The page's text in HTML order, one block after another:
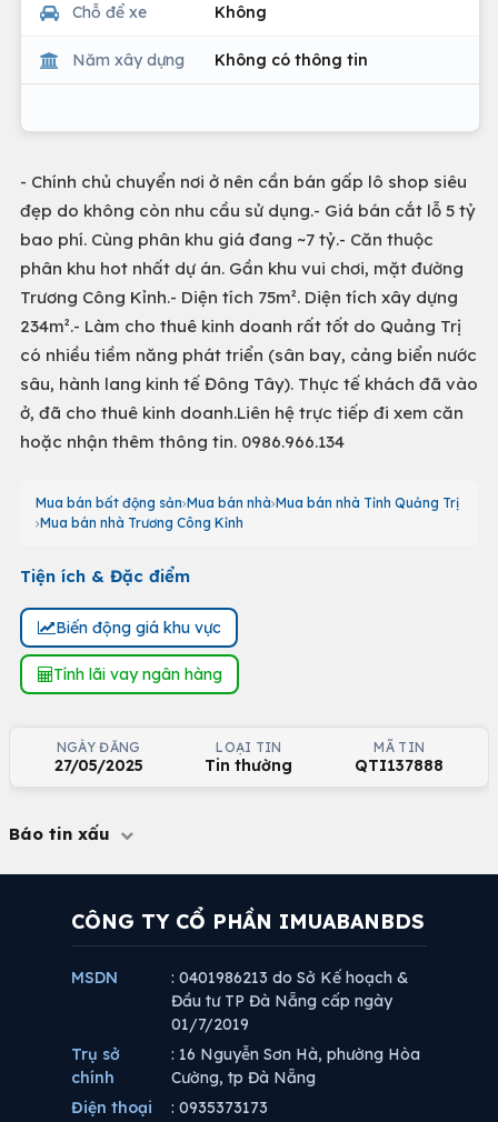
Chỗ để xe Không
Năm xây dựng Không có thông tin
- Chính chủ chuyển nơi ở nên cần bán gấp lô shop siêu
đẹp do không còn nhu cầu sử dụng.- Giá bán cắt lỗ 5 tỷ
bao phí. Cùng phân khu giá đang ~7 tỷ.- Căn thuộc
phân khu hot nhất dự án. Gần khu vui chơi, mặt đường
Trương Công Kỉnh.- Diện tích 75m². Diện tích xây dựng
234m².- Làm cho thuê kinh doanh rất tốt do Quảng Trị
có nhiều tiềm năng phát triển (sân bay, cảng biển nước
sâu, hành lang kinh tế Đông Tây). Thực tế khách đã vào
ở, đã cho thuê kinh doanh.Liên hệ trực tiếp đi xem căn
hoặc nhận thêm thông tin. 0986.966.134
Mua bán bất động sản Mua bán nhà Mua bán nhà Tỉnh Quảng Trị
Mua bán nhà Trương Công Kỉnh
Tiện ích & Đặc điểm
Biến động giá khu vực
Tính lãi vay ngân hàng
NGÀY ĐĂNG
27/05/2025
LOẠI TIN
Tin thường
MÃ TIN
QTI137888
Báo tin xấu
CÔNG TY CỔ PHẦN IMUABANBDS
MSDN
: 0401986213 do Sở Kế hoạch &
Đầu tư TP Đà Nẵng cấp ngày
01/7/2019
Trụ sở
chính
: 16 Nguyễn Sơn Hà, phường Hòa
Cường, tp Đà Nẵng
Điện thoại
: 0935373173